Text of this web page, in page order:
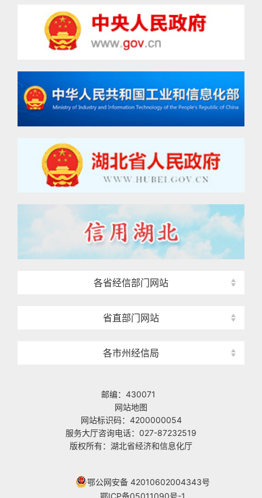
各省经信部门网站
省直部门网站
各市州经信局
邮编：430071
网站地图
网站标识码：4200000054
服务大厅咨询电话：027-87232519
版权所有：湖北省经济和信息化厅
鄂公网安备 42010602004343号
鄂ICP备05011090号-1